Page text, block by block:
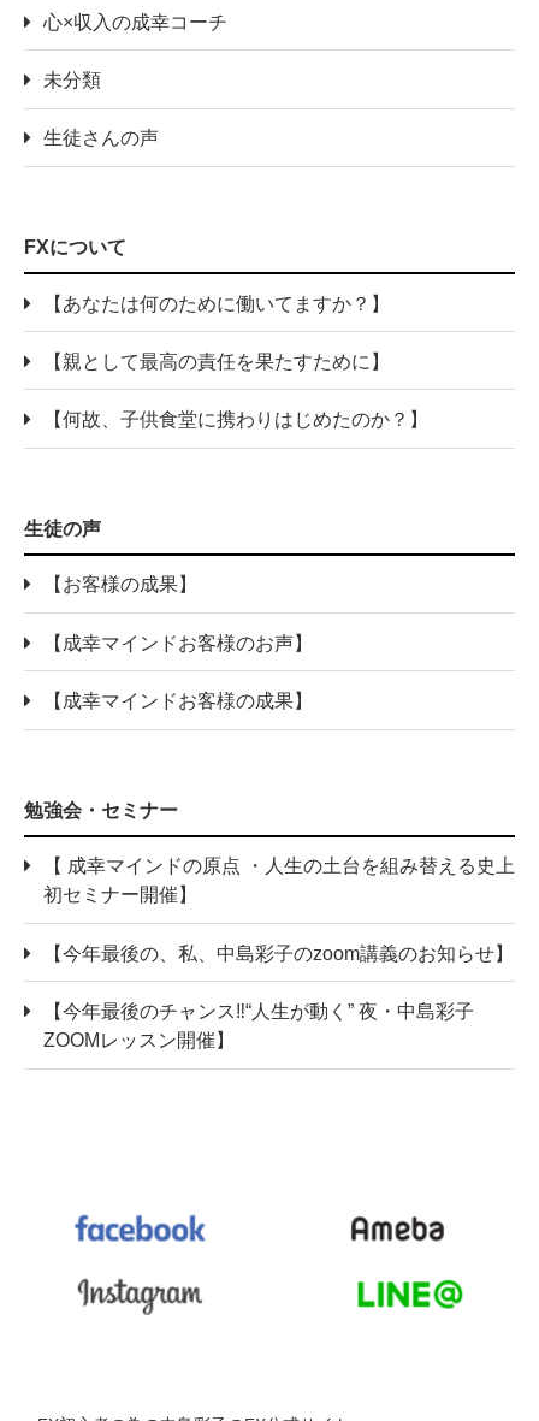
心×収入の成幸コーチ
未分類
生徒さんの声
FXについて
【あなたは何のために働いてますか？】
【親として最高の責任を果たすために】
【何故、子供食堂に携わりはじめたのか？】
生徒の声
【お客様の成果】
【成幸マインドお客様のお声】
【成幸マインドお客様の成果】
勉強会・セミナー
【 成幸マインドの原点 ・人生の土台を組み替える史上
初セミナー開催】
【今年最後の、私、中島彩子のzoom講義のお知らせ】
【今年最後のチャンス‼“人生が動く” 夜・中島彩子
ZOOMレッスン開催】